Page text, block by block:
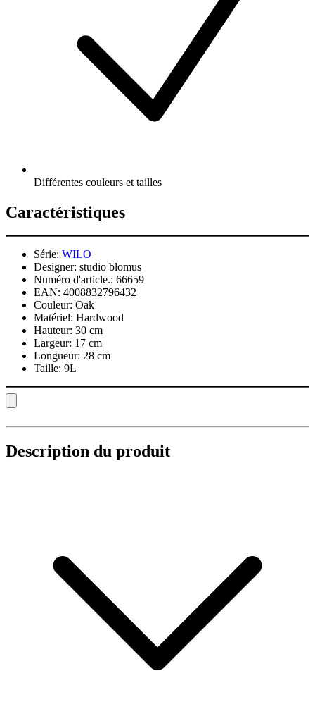
Différentes couleurs et tailles
Caractéristiques
Série: WILO
Designer: studio blomus
Numéro d'article.: 66659
EAN: 4008832796432
Couleur: Oak
Matériel: Hardwood
Hauteur: 30 cm
Largeur: 17 cm
Longueur: 28 cm
Taille: 9L
Description du produit